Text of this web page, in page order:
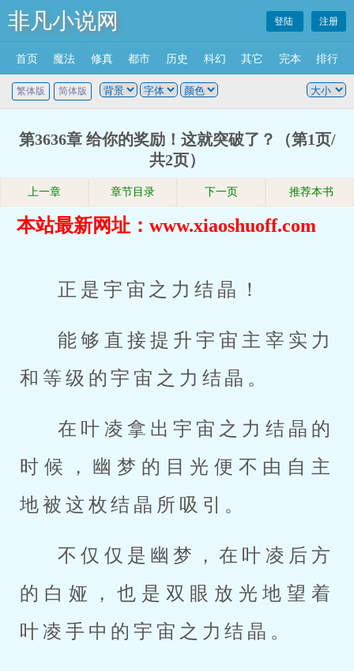
非凡小说网 登陆 注册
首页 魔法 修真 都市 历史 科幻 其它 完本 排行
繁体版 简体版
第3636章 给你的奖励！这就突破了？（第1页/
共2页）
上一章 章节目录 下一页 推荐本书
本站最新网址：www.xiaoshuoff.com
正是宇宙之力结晶！
能够直接提升宇宙主宰实力
和等级的宇宙之力结晶。
在叶凌拿出宇宙之力结晶的
时候，幽梦的目光便不由自主
地被这枚结晶所吸引。
不仅仅是幽梦，在叶凌后方
的白娅，也是双眼放光地望着
叶凌手中的宇宙之力结晶。